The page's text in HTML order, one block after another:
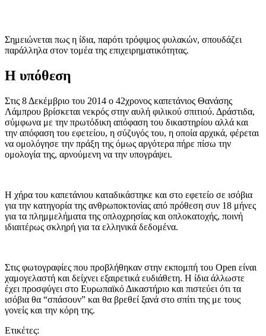
Σημειώνεται πως η ίδια, παρότι τρόφιμος φυλακών, σπουδάζει
παράλληλα στον τομέα της επιχειρηματικότητας.
Η υπόθεση
Στις 8 Δεκέμβριο του 2014 ο 42χρονος καπετάνιος Θανάσης
Λάμπρου βρίσκεται νεκρός στην αυλή φιλικού σπιτιού. Δράστιδα,
σύμφωνα με την πρωτόδικη απόφαση του δικαστηρίου αλλά και
την απόφαση του εφετείου, η σύζυγός του, η οποία αρχικά, φέρεται
να ομολόγησε την πράξη της όμως αργότερα πήρε πίσω την
ομολογία της, αρνούμενη να την υπογράψει.
Η χήρα του καπετάνιου καταδικάστηκε και στο εφετείο σε ισόβια
για την κατηγορία της ανθρωποκτονίας από πρόθεση συν 18 μήνες
για τα πλημμελήματα της οπλοχρησίας και οπλοκατοχής, ποινή
ιδιαιτέρως σκληρή για τα ελληνικά δεδομένα.
Στις φωτογραφίες που προβλήθηκαν στην εκπομπή του Open είναι
χαμογελαστή και δείχνει εξαιρετικά ευδιάθετη. Η ίδια άλλωστε
έχει προσφύγει στο Ευρωπαϊκό Δικαστήριο και πιστεύει ότι τα
ισόβια θα “σπάσουν” και θα βρεθεί ξανά στο σπίτι της με τους
γονείς και την κόρη της.
Ετικέτες: